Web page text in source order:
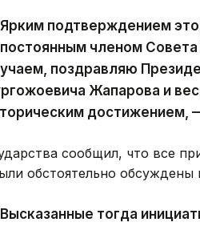
подтверждением
членом
поздравляю
Жапарова и
достижением,
сообщил, что все
обстоятельно
тогда